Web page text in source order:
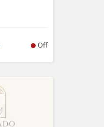
Off